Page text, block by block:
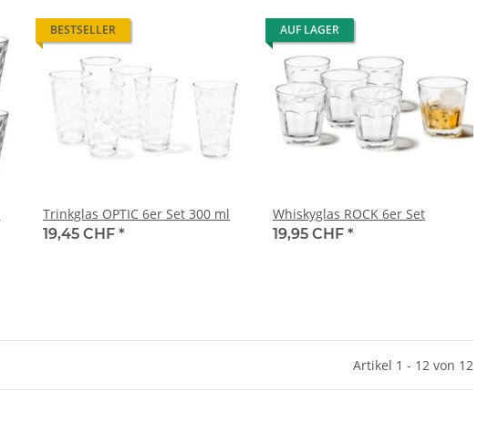
BESTSELLER
Trinkglas OPTIC 6er Set 300 ml
19,45 CHF *
AUF LAGER
Whiskyglas ROCK 6er Set
19,95 CHF *
Artikel 1 - 12 von 12